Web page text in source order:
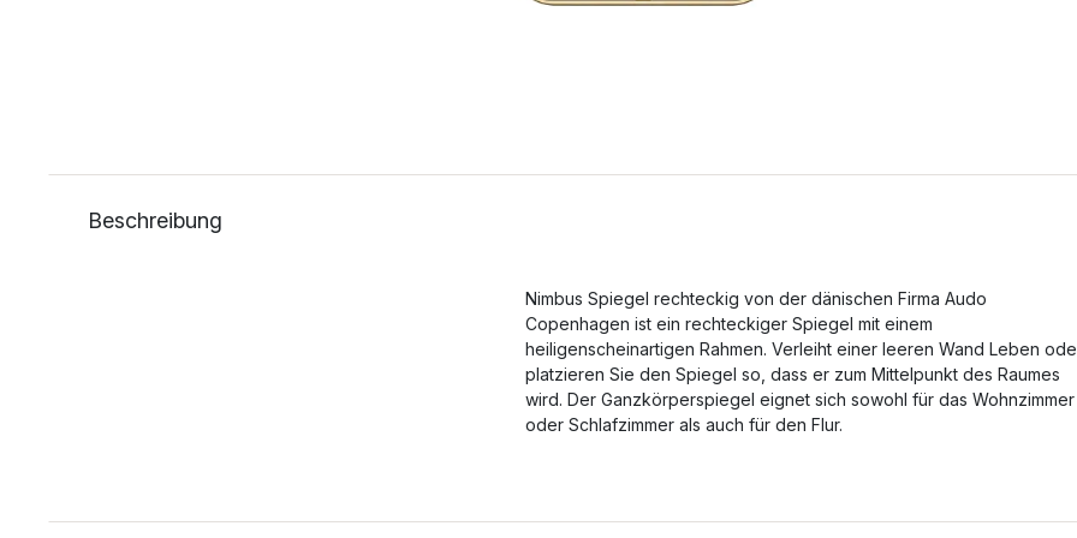
Beschreibung
Nimbus Spiegel rechteckig von der dänischen Firma Audo
Copenhagen ist ein rechteckiger Spiegel mit einem
heiligenscheinartigen Rahmen. Verleiht einer leeren Wand Leben
platzieren Sie den Spiegel so, dass er zum Mittelpunkt des Raumes
wird. Der Ganzkörperspiegel eignet sich sowohl für das Wohnzimmer
oder Schlafzimmer als auch für den Flur.